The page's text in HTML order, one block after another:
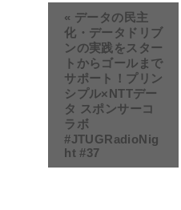
« データの民主
化・データドリブ
ンの実践をスター
トからゴールまで
サポート！プリン
シプル×NTTデー
タ スポンサーコ
ラボ
#JTUGRadioNig
ht #37